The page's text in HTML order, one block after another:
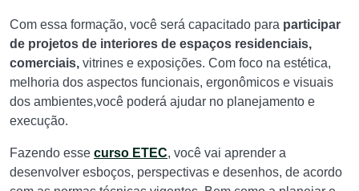
Com essa formação, você será capacitado para participar
de projetos de interiores de espaços residenciais,
comerciais, vitrines e exposições. Com foco na estética,
melhoria dos aspectos funcionais, ergonômicos e visuais
dos ambientes,você poderá ajudar no planejamento e
execução.
Fazendo esse curso ETEC, você vai aprender a
desenvolver esboços, perspectivas e desenhos, de acordo